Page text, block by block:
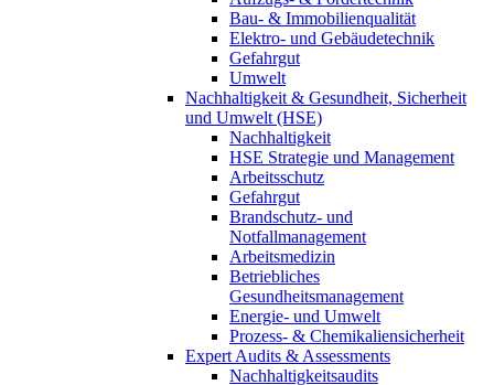
Bau- & Immobilienqualität
Elektro- und Gebäudetechnik
Gefahrgut
Umwelt
Nachhaltigkeit & Gesundheit, Sicherheit
und Umwelt (HSE)
Nachhaltigkeit
HSE Strategie und Management
Arbeitsschutz
Gefahrgut
Brandschutz- und
Notfallmanagement
Arbeitsmedizin
Betriebliches
Gesundheitsmanagement
Energie- und Umwelt
Prozess- & Chemikaliensicherheit
Expert Audits & Assessments
Nachhaltigkeitsaudits